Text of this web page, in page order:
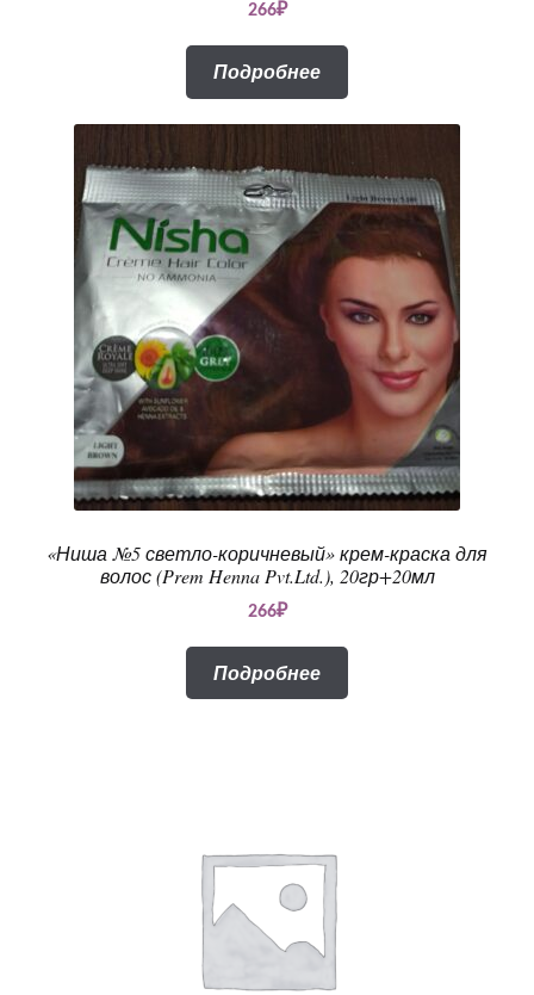
266₽
Подробнее
«Ниша №5 светло-коричневый» крем-краска для
волос (Prem Henna Pvt.Ltd.), 20гр+20мл
266₽
Подробнее